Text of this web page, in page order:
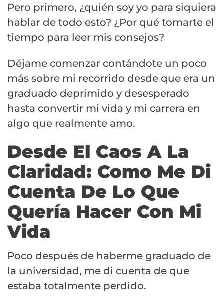
Pero primero, ¿quién soy yo para siquiera
hablar de todo esto? ¿Por qué tomarte el
tiempo para leer mis consejos?
Déjame comenzar contándote un poco
más sobre mi recorrido desde que era un
graduado deprimido y desesperado
hasta convertir mi vida y mi carrera en
algo que realmente amo.
Desde El Caos A La
Claridad: Como Me Di
Cuenta De Lo Que
Quería Hacer Con Mi
Vida
Poco después de haberme graduado de
la universidad, me di cuenta de que
estaba totalmente perdido.